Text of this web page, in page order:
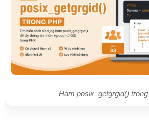
Hàm posix_getgrgid()